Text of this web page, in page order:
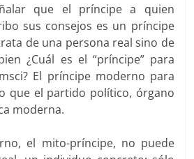
que el príncipe a quien
sus consejos es un príncipe
de una persona real sino de
¿Cuál es el “príncipe” para
El príncipe moderno para
que el partido político, órgano
moderna.
el mito-príncipe, no puede